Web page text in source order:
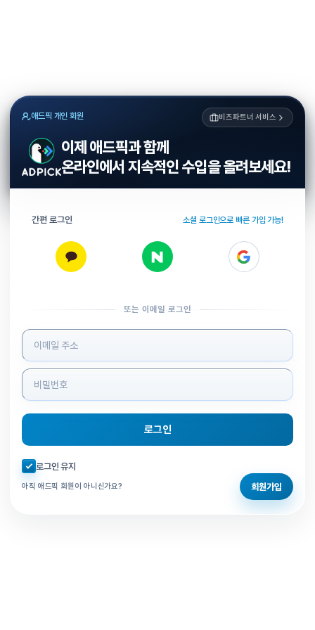
애드픽 개인 회원 비즈파트너 서비스
이제 애드픽과 함께
온라인에서 지속적인 수입을 올려보세요!
간편 로그인 소셜 로그인으로 빠른 가입 가능!
또는 이메일 로그인
로그인 정보 입력
로그인
자동로그인 체크
로그인 유지
아직 애드픽 회원이 아니신가요? 회원가입